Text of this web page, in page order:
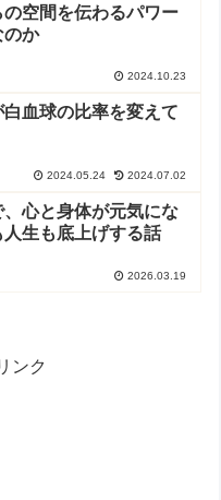
空間を伝わるパワー
のか
2024.10.23
血球の比率を変えて
2024.05.24 2024.07.02
心と身体が元気にな
人生も底上げする話
2026.03.19
ンク